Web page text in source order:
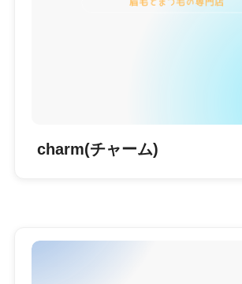
charm(チャーム)